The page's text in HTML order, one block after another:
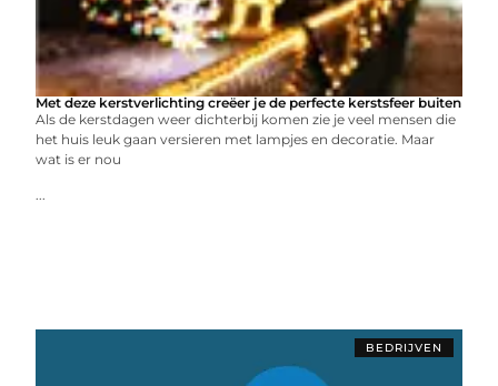
Met deze kerstverlichting creëer je de perfecte kerstsfeer buiten
Als de kerstdagen weer dichterbij komen zie je veel mensen die
het huis leuk gaan versieren met lampjes en decoratie. Maar
wat is er nou
...
BEDRIJVEN